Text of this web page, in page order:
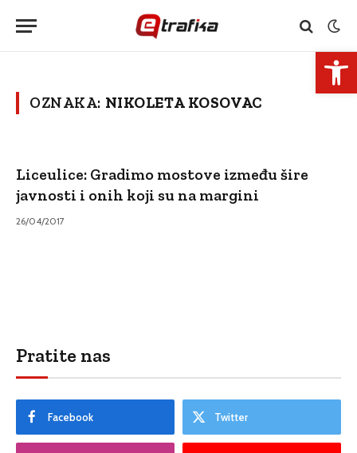
OZNAKA: NIKOLETA KOSOVAC
Liceulice: Gradimo mostove između šire
javnosti i onih koji su na margini
26/04/2017
Pratite nas
Facebook Twitter